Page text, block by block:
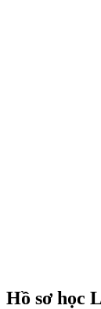
Hồ sơ học